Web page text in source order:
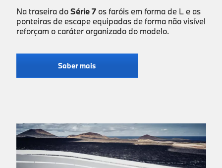
Na traseira doSérie 7os faróis em forma de L e as
ponteiras de escape equipadas de forma não visível
reforçam o caráter organizado do modelo.
Saber mais